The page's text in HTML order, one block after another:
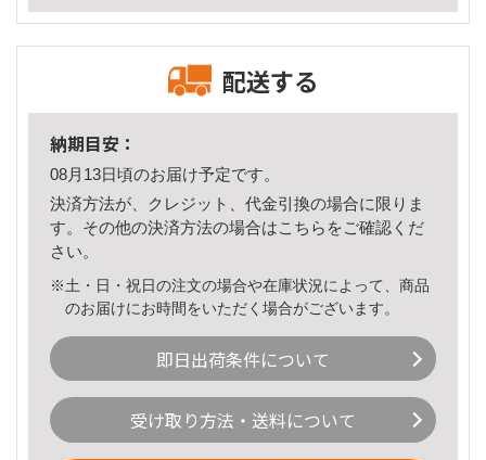
配送する
納期目安：
08月13日頃のお届け予定です。
決済方法が、クレジット、代金引換の場合に限りま
す。その他の決済方法の場合はこちら をご確認くだ
さい。
※土・日・祝日の注文の場合や在庫状況によって、商品
のお届けにお時間をいただく場合がございます。
即日出荷条件について
受け取り方法・送料について